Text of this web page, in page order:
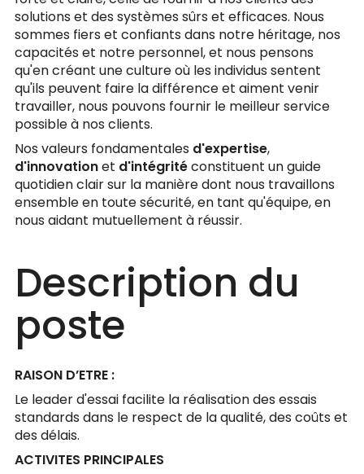
solutions et des systèmes sûrs et efficaces. Nous
sommes fiers et confiants dans notre héritage, nos
capacités et notre personnel, et nous pensons
qu'en créant une culture où les individus sentent
qu'ils peuvent faire la différence et aiment venir
travailler, nous pouvons fournir le meilleur service
possible à nos clients.
Nos valeurs fondamentales d'expertise,
d'innovationet d'intégritéconstituent un guide
quotidien clair sur la manière dont nous travaillons
ensemble en toute sécurité, en tant qu'équipe, en
nous aidant mutuellement à réussir.
Description du
poste
RAISON D’ETRE :
Le leader d'essai facilite la réalisation des essais
standards dans le respect de la qualité, des coûts et
des délais.
ACTIVITES PRINCIPALES